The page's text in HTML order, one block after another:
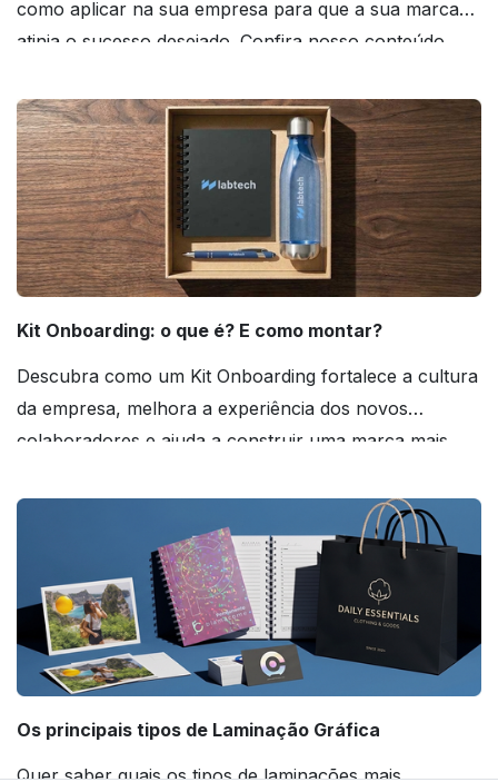
como aplicar na sua empresa para que a sua marca
atinja o sucesso desejado. Confira nosso conteúdo
Kit Onboarding: o que é? E como montar?
Descubra como um Kit Onboarding fortalece a cultura
da empresa, melhora a experiência dos novos
colaboradores e ajuda a construir uma marca mais
Os principais tipos de Laminação Gráfica
Quer saber quais os tipos de laminações mais